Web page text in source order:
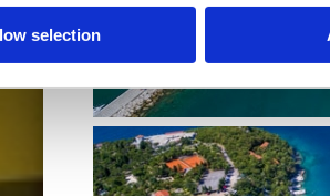
selection